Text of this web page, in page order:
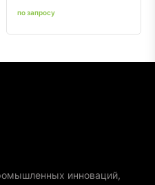
по запросу
инноваций,